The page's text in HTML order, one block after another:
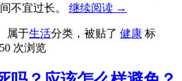
不宜过长。 继续阅读 →
属于生活分类，被贴了 健康 标
次浏览